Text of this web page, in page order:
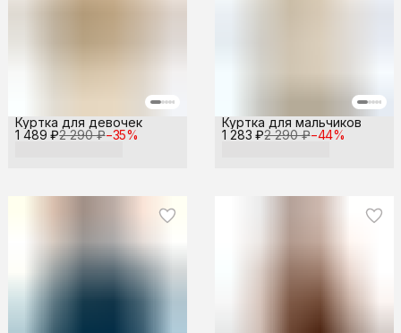
1 489 ₽2 290 ₽−35%
Куртка для девочек
1 283 ₽2 290 ₽−44%
Куртка для мальчиков